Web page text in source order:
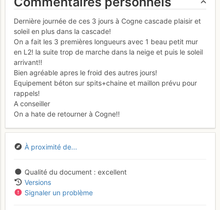
Dernière journée de ces 3 jours à Cogne cascade plaisir et
soleil en plus dans la cascade!
On a fait les 3 premières longueurs avec 1 beau petit mur
en L2! la suite trop de marche dans la neige et puis le soleil
arrivant!!
Bien agréable apres le froid des autres jours!
Equipement béton sur spits+chaine et maillon prévu pour
rappels!
A conseiller
On a hate de retourner à Cogne!!
À proximité de...
Qualité du document
excellent
Versions
Signaler un problème